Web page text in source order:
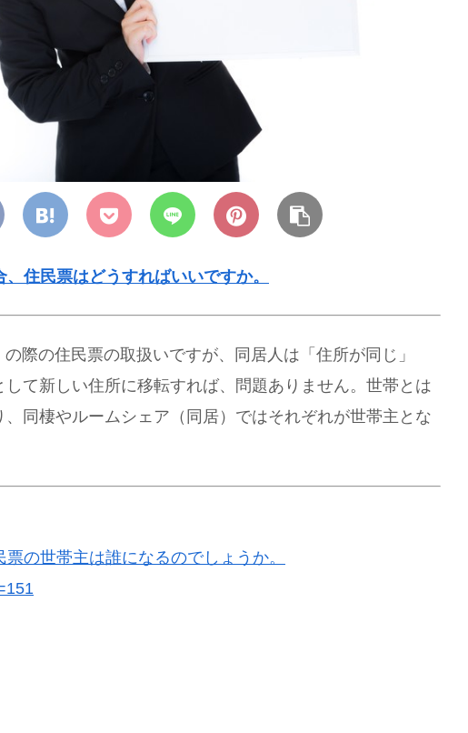
住民票はどうすればいいですか。
際の住民票の取扱いですが、同居人は「住所が同じ」
て新しい住所に移転すれば、問題ありません。世帯とは
、同棲やルームシェア（同居）ではそれぞれが世帯主とな
の世帯主は誰になるのでしょうか。